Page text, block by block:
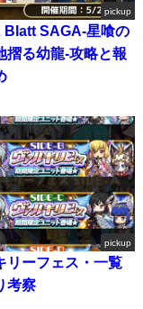
pickup
Blatt SAGA-星喰の
摺る幼龍-攻略と報
pickup
リーフェス・一覧
考察